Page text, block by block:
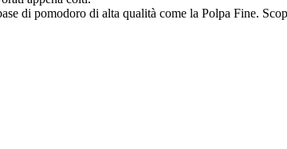
di pomodoro di alta qualità come la Polpa Fine.